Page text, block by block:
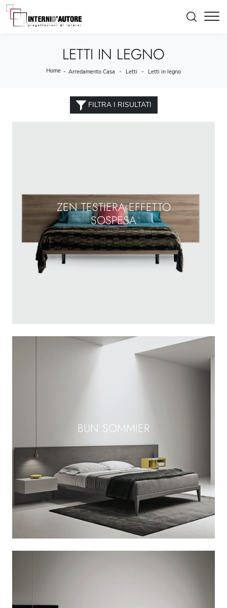
LETTI IN LEGNO
Home - Arredamento Casa - Letti - Letti in legno
FILTRA I RISULTATI
ZEN TESTIERA EFFETTO
SOSPESA
BUN SOMMIER